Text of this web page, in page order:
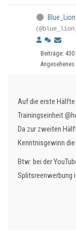
Blue_Lion
Beiträge: 430
Auf die erste
Trainingseinheit
Da zur zweiten
Kenntnisgewinn
Btw: bei der
Splitsreenwerbung